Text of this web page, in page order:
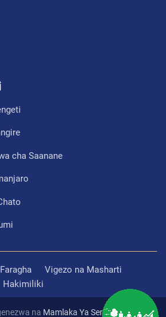
cha Saanane
Vigezo na Masharti
Hakimiliki
na Mamlaka Ya Serikali Mtandao